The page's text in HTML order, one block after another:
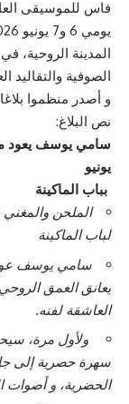
فاس للموسيقى
المدينة الروحية،
الصوفية والتقاليد
و أصدر منظموا
نص البلاغ:
يونيو
بباب الماكينة
الملحن
لباب الماكينة
سامي يوسف
يعانق العمق
العاشقة لفنه.
ولأول مرة،
سهرة حصرية إلى
الحضرية، و أصوات